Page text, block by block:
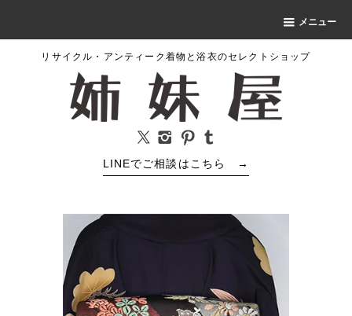
メニュー
リサイクル・アンティーク着物と浴衣のセレクトショップ
LINEでご相談はこちら →